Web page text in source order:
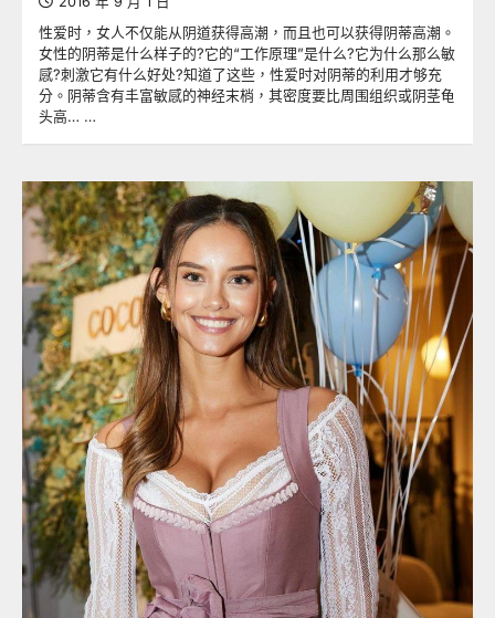
性爱时，女人不仅能从阴道获得高潮，而且也可以获得阴蒂高潮。
女性的阴蒂是什么样子的?它的“工作原理”是什么?它为什么那么敏
感?刺激它有什么好处?知道了这些，性爱时对阴蒂的利用才够充
分。阴蒂含有丰富敏感的神经末梢，其密度要比周围组织或阴茎龟
头高… …